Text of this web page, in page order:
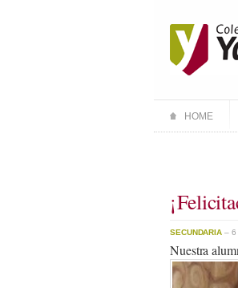
HOME
SECUNDARIA – 6
Nuestra